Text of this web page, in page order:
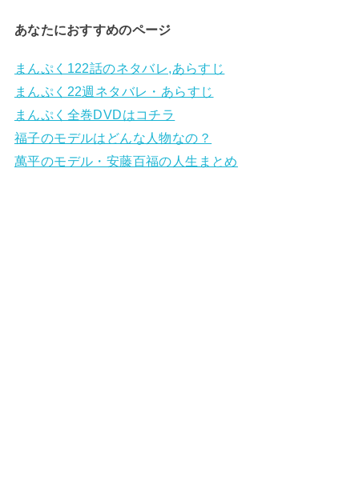
あなたにおすすめのページ
まんぷく122話のネタバレ,あらすじ
まんぷく22週ネタバレ・あらすじ
まんぷく全巻DVDはコチラ
福子のモデルはどんな人物なの？
萬平のモデル・安藤百福の人生まとめ